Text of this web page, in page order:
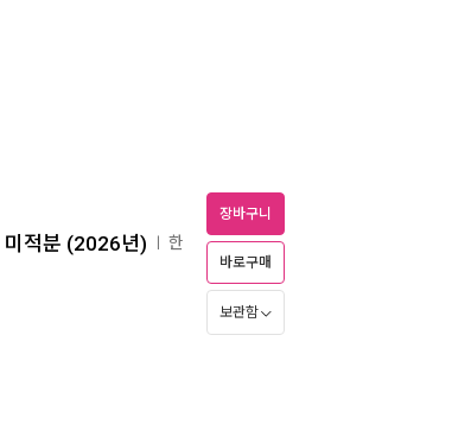
미적분 (2026년) 한
장바구니
바로구매
보관함